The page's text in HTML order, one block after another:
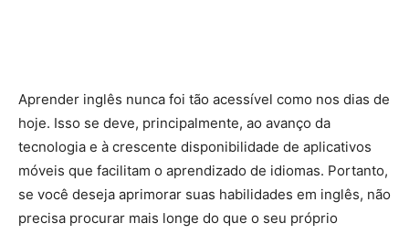
Aprender inglês nunca foi tão acessível como nos dias de
hoje. Isso se deve, principalmente, ao avanço da
tecnologia e à crescente disponibilidade de aplicativos
móveis que facilitam o aprendizado de idiomas. Portanto,
se você deseja aprimorar suas habilidades em inglês, não
precisa procurar mais longe do que o seu próprio